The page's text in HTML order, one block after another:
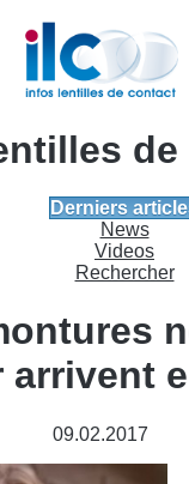
Derniers
News
Videos
Rechercher
arrivent
09.02.2017